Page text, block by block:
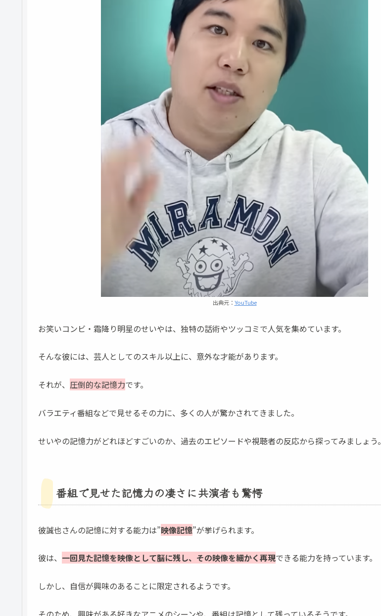
出典元： YouTube
お笑いコンビ・霜降り明星のせいやは、独特の話術やツッコミで人気を集めています。
そんな彼には、芸人としてのスキル以上に、意外な才能があります。
それが、 圧倒的な記憶力です。
バラエティ番組などで見せるその力に、多くの人が驚かされてきました。
せいやの記憶力がどれほどすごいのか、過去のエピソードや視聴者の反応から探ってみましょう。
番組で見せた記憶力の凄さに共演者も驚愕
彼誠也さんの記憶に対する能力は”映像記憶”が挙げられます。
彼は、 一回見た記憶を映像として脳に残し、その映像を細かく再現できる能力を持っています。
しかし、自信が興味のあることに限定されるようです。